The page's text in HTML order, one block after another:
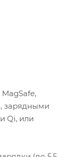
зарядными
Qi, или